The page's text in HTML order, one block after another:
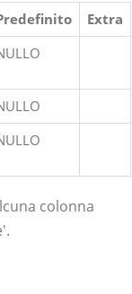
Extra
colonna